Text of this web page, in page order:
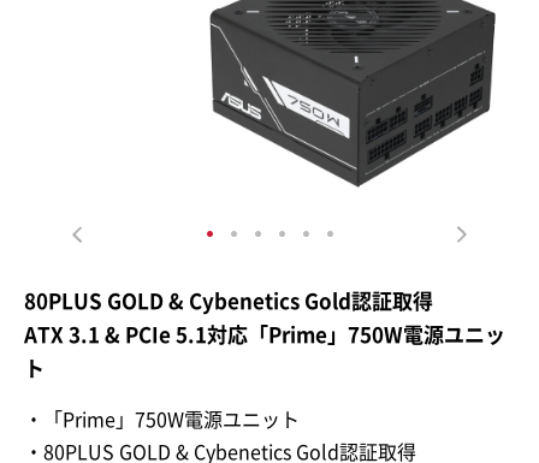
80PLUS GOLD & Cybenetics Gold認証取得
ATX 3.1 & PCIe 5.1対応「Prime」750W電源ユニッ
ト
・「Prime」750W電源ユニット
・80PLUS GOLD & Cybenetics Gold認証取得